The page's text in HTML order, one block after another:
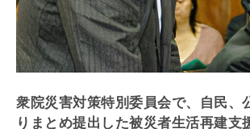
衆院災害対策特別委員会で、自民、
りまとめ提出した被災者生活再建支